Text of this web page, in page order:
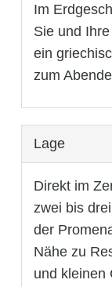
Im
Sie und
ein
zum
Lage
Direkt im
zwei bis
der
Nähe zu
und kleinen